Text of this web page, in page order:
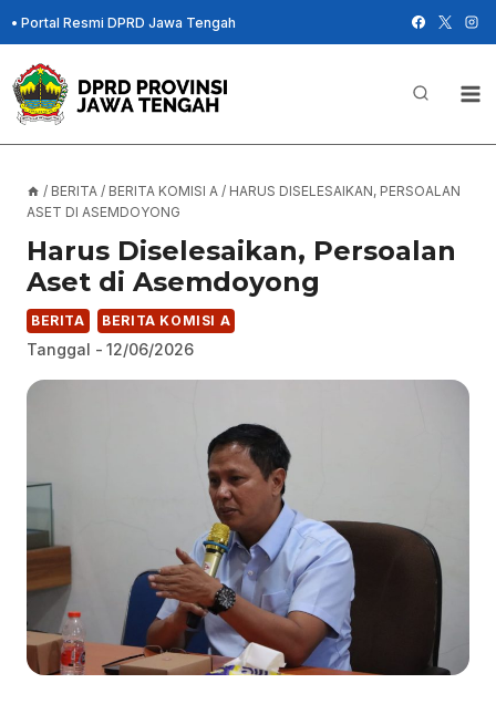
Skip
to
content
• Portal Resmi DPRD Jawa Tengah
/ BERITA / BERITA KOMISI A / HARUS DISELESAIKAN, PERSOALAN
ASET DI ASEMDOYONG
Harus Diselesaikan, Persoalan
Aset di Asemdoyong
BERITA BERITA KOMISI A
Tanggal - 12/06/2026